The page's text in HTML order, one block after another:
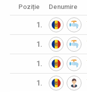
Poziție Denumire
1.
1.
1.
1.